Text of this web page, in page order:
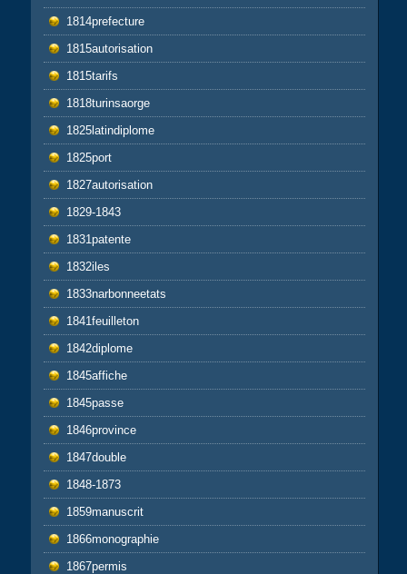
1814prefecture
1815autorisation
1815tarifs
1818turinsaorge
1825latindiplome
1825port
1827autorisation
1829-1843
1831patente
1832iles
1833narbonneetats
1841feuilleton
1842diplome
1845affiche
1845passe
1846province
1847double
1848-1873
1859manuscrit
1866monographie
1867permis